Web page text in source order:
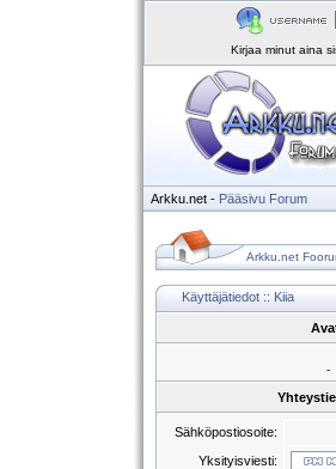
Kirjaa minut aina
Arkku.net - Pääsivu Forum
Arkku.net
Käyttäjätiedot :: Kiia
-
Sähköpostiosoite:
Yksityisviesti: